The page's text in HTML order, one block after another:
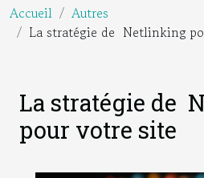
Accueil
Autres
La stratégie de Netlinking
La stratégie de
pour votre site